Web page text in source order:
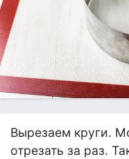
Вырезаем круги.
отрезать за раз.